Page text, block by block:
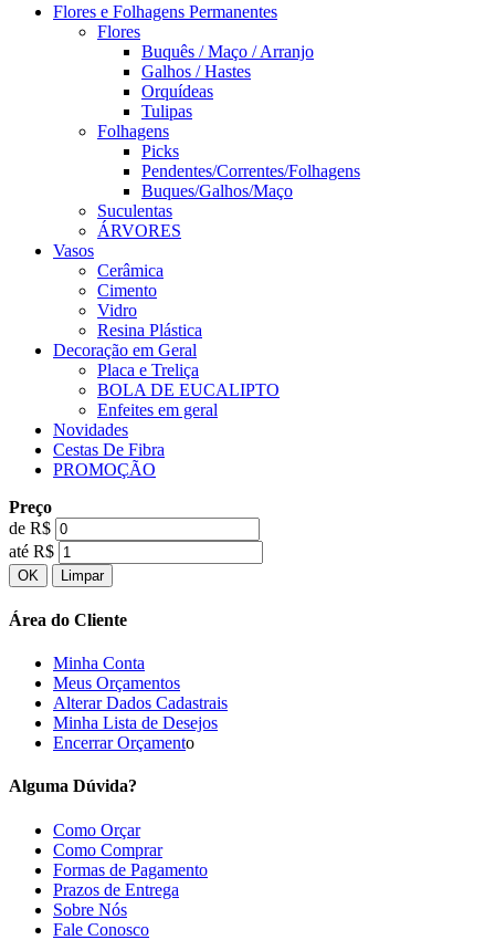
Flores e Folhagens Permanentes
Flores
Buquês / Maço / Arranjo
Galhos / Hastes
Orquídeas
Tulipas
Folhagens
Picks
Pendentes/Correntes/Folhagens
Buques/Galhos/Maço
Suculentas
ÁRVORES
Vasos
Cerâmica
Cimento
Vidro
Resina Plástica
Decoração em Geral
Placa e Treliça
BOLA DE EUCALIPTO
Enfeites em geral
Novidades
Cestas De Fibra
PROMOÇÃO
Preço
de R$
até R$
Área do Cliente
Minha Conta
Meus Orçamentos
Alterar Dados Cadastrais
Minha Lista de Desejos
Encerrar Orçamento
Alguma Dúvida?
Como Orçar
Como Comprar
Formas de Pagamento
Prazos de Entrega
Sobre Nós
Fale Conosco